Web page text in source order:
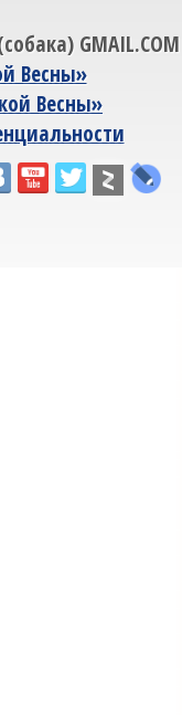
GMAIL.COM
Весны»
Весны»